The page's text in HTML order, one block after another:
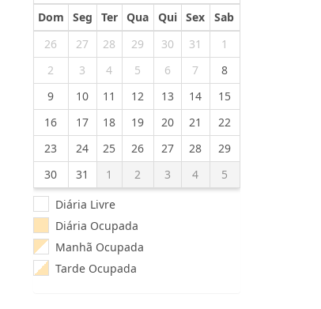
Dom Seg Ter Qua Qui Sex
Sab
26
27 28 29 30 31
1
2
3 4 5 6 7
8
9
10 11 12 13 14
15
16
17 18 19 20 21
22
23
24 25 26 27 28
29
30
31 1 2 3 4
5
Diária Livre
Diária Ocupada
Manhã Ocupada
Tarde Ocupada